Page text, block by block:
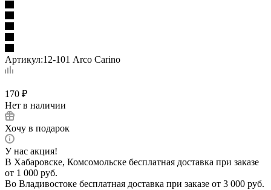
Артикул:12-101 Arco Carino
170 ₽
Нет в наличии
Хочу в подарок
У нас акция!
В Хабаровске, Комсомольске бесплатная доставка при заказе
от 1 000 руб.
Во Владивостоке бесплатная доставка при заказе от 3 000 руб.